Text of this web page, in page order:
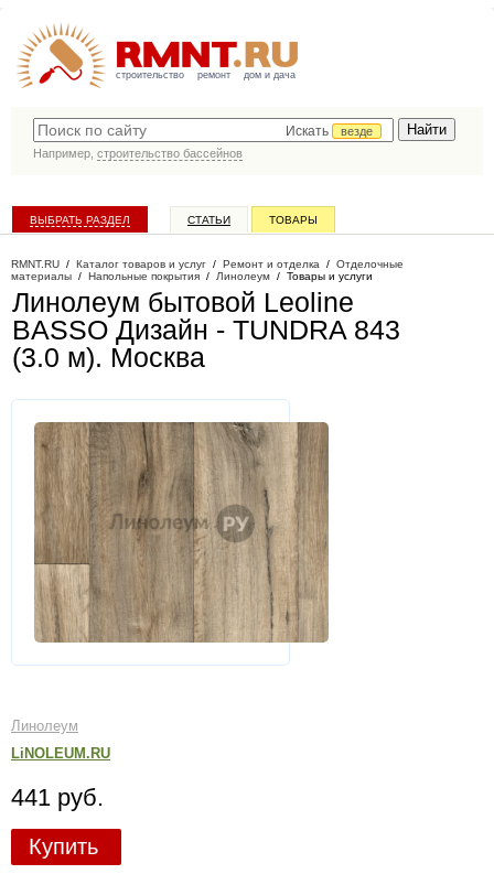
строительство ремонт дом и дача
Искать
везде
Например, строительство бассейнов
ВЫБРАТЬ РАЗДЕЛ СТАТЬИ ТОВАРЫ
RMNT.RU / Каталог товаров и услуг / Ремонт и отделка / Отделочные
материалы / Напольные покрытия / Линолеум / Товары и услуги
Линолеум бытовой Leoline
BASSO Дизайн - TUNDRA 843
(3.0 м). Москва
Линолеум
LiNOLEUM.RU
441 руб.
Купить